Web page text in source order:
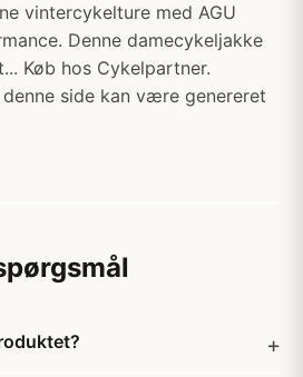
vintercykelture med AGU
Denne damecykeljakke
Køb hos Cykelpartner.
side kan være genereret